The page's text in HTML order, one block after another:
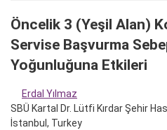
Öncelik 3 (Yeşil Alan)
Servise Başvurma
Yoğunluğuna Etkileri
Erdal Yılmaz
SBÜ Kartal Dr. Lütfi Kırdar Şehir
İstanbul, Turkey